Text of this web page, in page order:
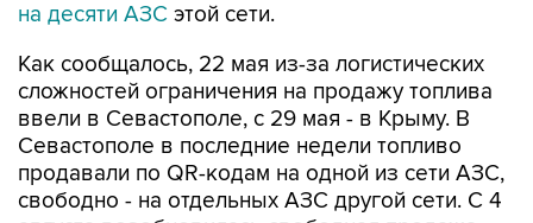
Как сообщалось, 22 мая из-за логистических
ввели в Севастополе, с 29 мая - в Крыму. В
Севастополе в последние недели топливо
продавали по QR-кодам на одной из сети АЗС,
свободно - на отдельных АЗС другой сети. С 4
августа возобновилась свободная продажа
топлива на заправках двух сетей.